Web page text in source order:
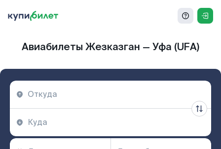
Авиабилеты Жезказган — Уфа (UFA)